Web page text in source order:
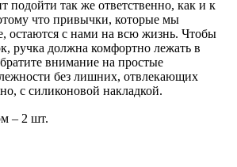
подойти так же ответственно, как и к
что привычки, которые мы
остаются с нами на всю жизнь. Чтобы
ручка должна комфортно лежать в
внимание на простые
без лишних, отвлекающих
с силиконовой накладкой.
– 2 шт.